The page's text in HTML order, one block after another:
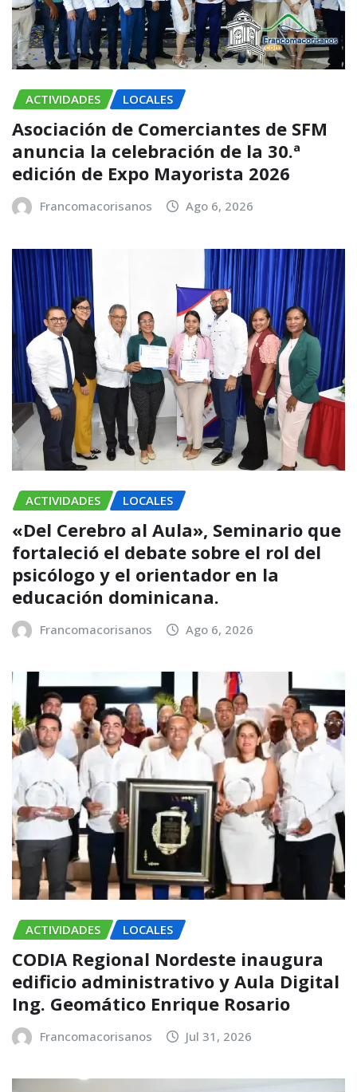
ACTIVIDADES LOCALES
Asociación de Comerciantes de SFM
anuncia la celebración de la 30.ª
edición de Expo Mayorista 2026
Francomacorisanos Ago 6, 2026
ACTIVIDADES LOCALES
«Del Cerebro al Aula», Seminario que
fortaleció el debate sobre el rol del
psicólogo y el orientador en la
educación dominicana.
Francomacorisanos Ago 6, 2026
ACTIVIDADES LOCALES
CODIA Regional Nordeste inaugura
edificio administrativo y Aula Digital
Ing. Geomático Enrique Rosario
Francomacorisanos Jul 31, 2026